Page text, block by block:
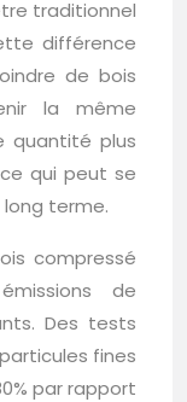
traditionnel
différence
de bois
la même
quantité plus
qui peut se
terme.
compressé
de
Des tests
fines
par rapport